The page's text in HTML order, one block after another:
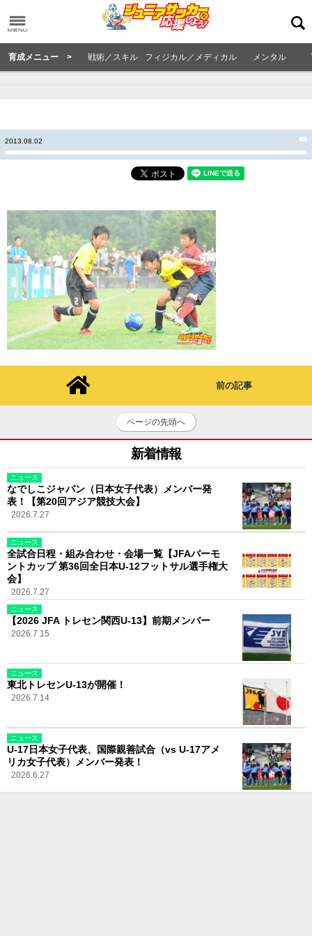
育成メニュー > 戦術／スキル フィジカル／メディカル メンタル
2013.08.02
前の記事
ページの先頭へ
新着情報
ニュース
なでしこジャパン（日本女子代表）メンバー発
表！【第20回アジア競技大会】
2026.7.27
ニュース
全試合日程・組み合わせ・会場一覧【JFAバーモ
ントカップ 第36回全日本U-12フットサル選手権大
会】
2026.7.27
ニュース
【2026 JFA トレセン関西U-13】前期メンバー
2026.7.15
ニュース
東北トレセンU-13が開催！
2026.7.14
ニュース
U-17日本女子代表、国際親善試合（vs U-17アメ
リカ女子代表）メンバー発表！
2026.6.27